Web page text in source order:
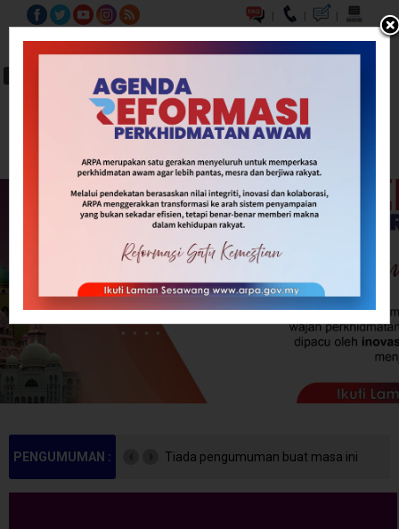
| | |
A- A A+ BM EN
PENGUMUMAN : Tiada pengumuman buat masa ini